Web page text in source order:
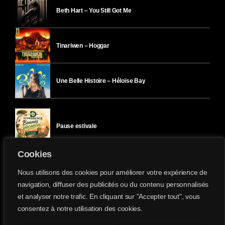
Cookies
Nous utilisons des cookies pour améliorer votre expérience de
navigation, diffuser des publicités ou du contenu personnalisés
et analyser notre trafic. En cliquant sur "Accepter tout", vous
consentez à notre utilisation des cookies.
Beth Hart – You Still Got Me
Tinariwen – Hoggar
Une Belle Histoire – Héloïse Bay
Pause estivale
Ici l’Ombre – mardi 28 juillet